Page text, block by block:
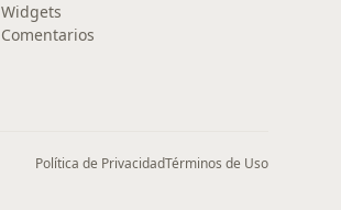
Widgets
Comentarios
Política de PrivacidadTérminos de Uso